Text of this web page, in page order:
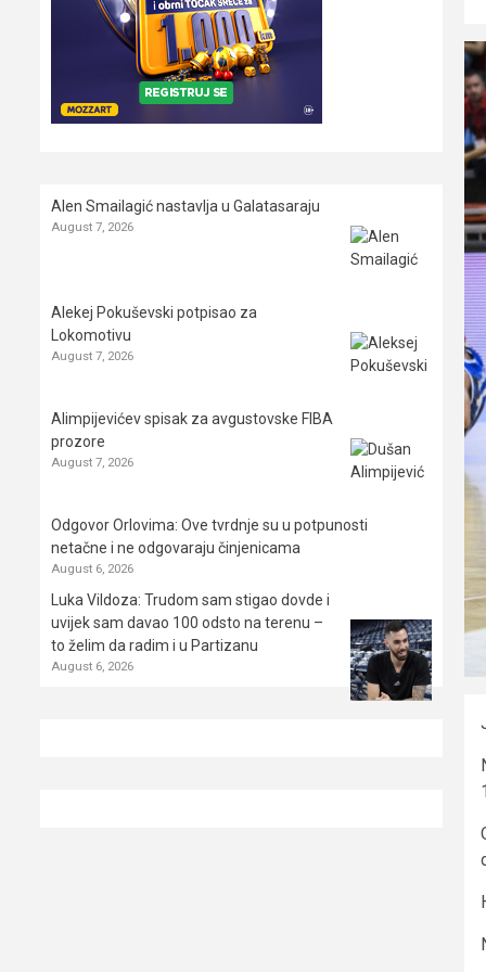
Alen Smailagić nastavlja u Galatasaraju
August 7, 2026
Alekej Pokuševski potpisao za
Lokomotivu
August 7, 2026
Alimpijevićev spisak za avgustovske FIBA
prozore
August 7, 2026
Odgovor Orlovima: ​Ove tvrdnje su u potpunosti
netačne i ne odgovaraju činjenicama
August 6, 2026
Luka Vildoza: Trudom sam stigao dovde i
uvijek sam davao 100 odsto na terenu –
to želim da radim i u Partizanu
August 6, 2026